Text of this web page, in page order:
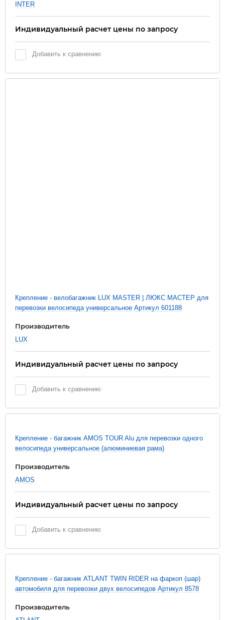
INTER
Индивидуальный расчет цены по запросу
Добавить к сравнению
Крепление - велобагажник LUX MASTER | ЛЮКС МАСТЕР для
перевозки велосипеда универсальное Артикул 601188
Производитель
LUX
Индивидуальный расчет цены по запросу
Добавить к сравнению
Крепление - багажник AMOS TOUR Alu для перевозки одного
велосипеда универсальное (алюминиевая рама)
Производитель
AMOS
Индивидуальный расчет цены по запросу
Добавить к сравнению
Крепление - багажник ATLANT TWIN RIDER на фаркоп (шар)
автомобиля для перевозки двух велосипедов Артикул 8578
Производитель